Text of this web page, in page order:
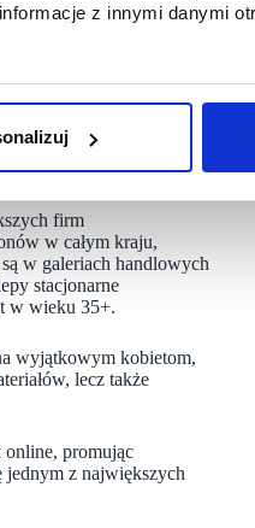
z innymi danymi
i Laurella. Część
Wartościowymi aktywami
lub wykorzystane
firm
w całym kraju,
w galeriach handlowych
stacjonarne
w wieku 35+.
wyjątkowym kobietom,
lecz także
online, promując
jednym z największych